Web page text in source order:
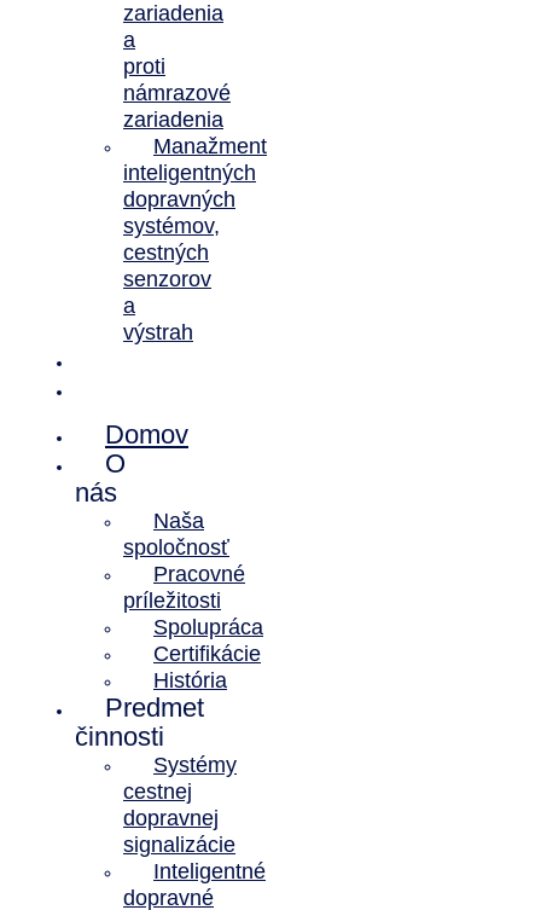
zariadenia
a
proti
námrazové
zariadenia
Manažment
inteligentných
dopravných
systémov,
cestných
senzorov
a
výstrah
Domov
O
nás
Naša
spoločnosť
Pracovné
príležitosti
Spolupráca
Certifikácie
História
Predmet
činnosti
Systémy
cestnej
dopravnej
signalizácie
Inteligentné
dopravné